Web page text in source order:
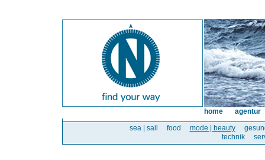
sea | sail food mode | beauty
technik
home agentur